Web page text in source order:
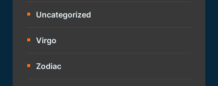
Uncategorized
Virgo
Zodiac